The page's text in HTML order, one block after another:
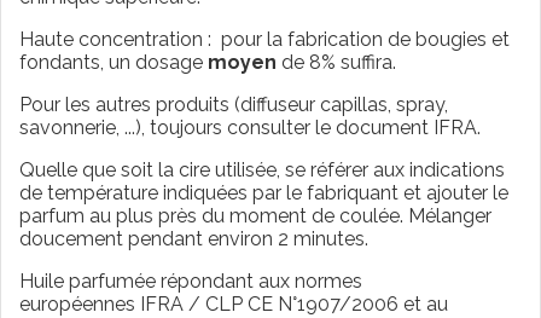
Haute concentration : pour la fabrication de bougies et
fondants, un dosage moyen de 8% suffira.
Pour les autres produits (diffuseur capillas, spray,
savonnerie, ...), toujours consulter le document IFRA.
Quelle que soit la cire utilisée, se référer aux indications
de température indiquées par le fabriquant et ajouter le
parfum au plus près du moment de coulée. Mélanger
doucement pendant environ 2 minutes.
Huile parfumée répondant aux normes
européennes IFRA / CLP CE N°1907/2006 et au